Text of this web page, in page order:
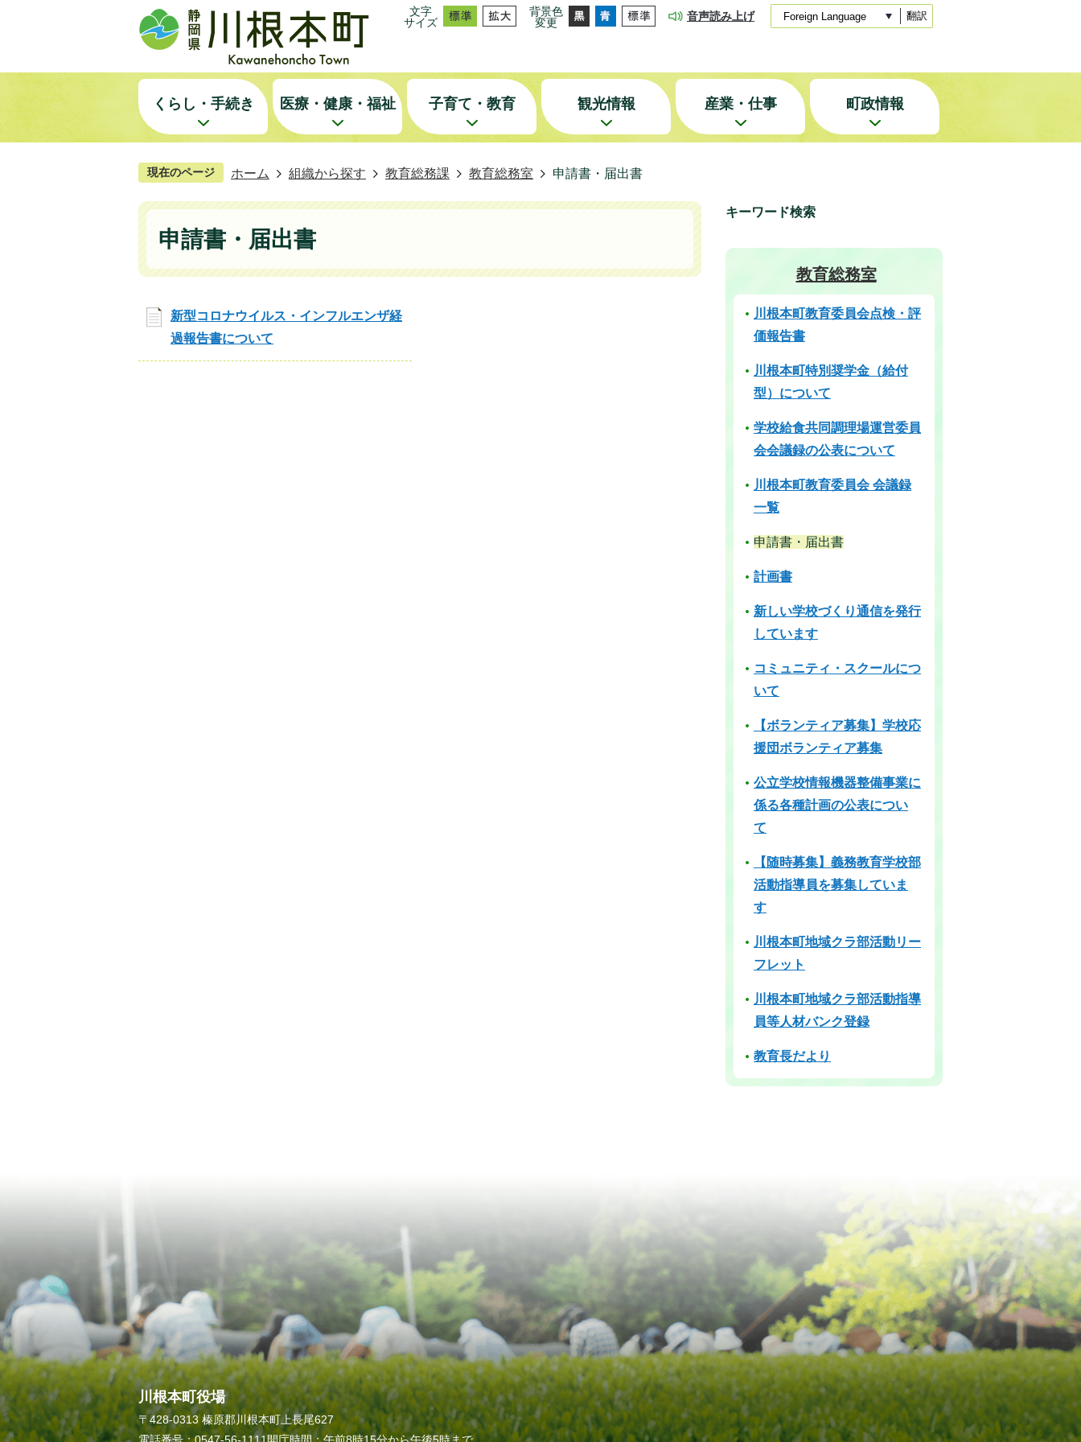
文字
サイズ
背景色
変更
音声読み上げ 翻訳
くらし・手続き 医療・健康・福祉 子育て・教育 観光情報 産業・仕事 町政情報
現在のページ ホーム 組織から探す 教育総務課 教育総務室 申請書・届出書
申請書・届出書
新型コロナウイルス・インフルエンザ経
過報告書について
キーワード検索
教育総務室
川根本町教育委員会点検・評
価報告書
川根本町特別奨学金（給付
型）について
学校給食共同調理場運営委員
会会議録の公表について
川根本町教育委員会 会議録
一覧
申請書・届出書
計画書
新しい学校づくり通信を発行
しています
コミュニティ・スクールにつ
いて
【ボランティア募集】学校応
援団ボランティア募集
公立学校情報機器整備事業に
係る各種計画の公表につい
て
【随時募集】義務教育学校部
活動指導員を募集していま
す
川根本町地域クラ部活動リー
フレット
川根本町地域クラ部活動指導
員等人材バンク登録
教育長だより
川根本町役場
〒428-0313 榛原郡川根本町上長尾627